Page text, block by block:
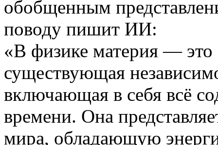
обобщенным
поводу пишит ИИ:
«В физике материя — это
существующая
включающая в себя всё
времени. Она
мира, обладающую